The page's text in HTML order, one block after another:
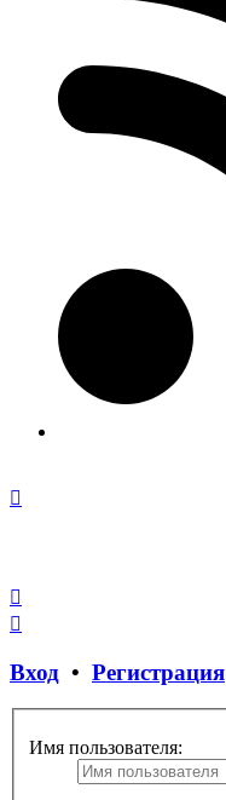
Вход • Регистрация
Имя пользователя: